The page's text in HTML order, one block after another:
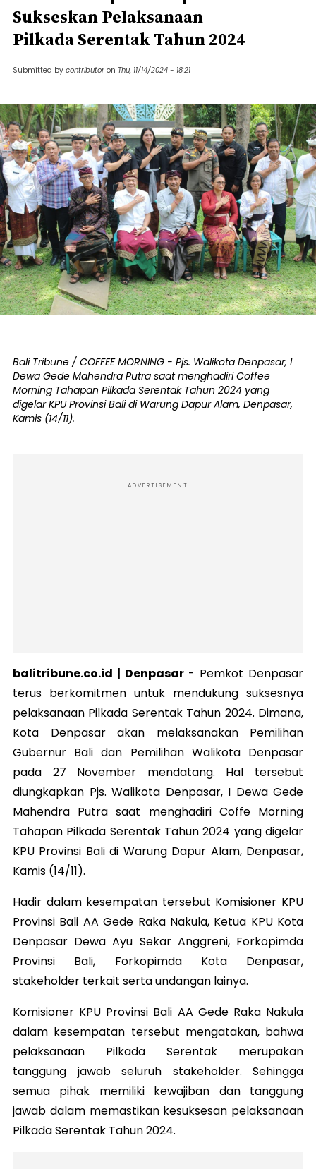
Sukseskan Pelaksanaan
Pilkada Serentak Tahun 2024
Submitted by contributor on Thu, 11/14/2024 - 18:21
Bali Tribune / COFFEE MORNING - Pjs. Walikota Denpasar, I
Dewa Gede Mahendra Putra saat menghadiri Coffee
Morning Tahapan Pilkada Serentak Tahun 2024 yang
digelar KPU Provinsi Bali di Warung Dapur Alam, Denpasar,
Kamis (14/11).
ADVERTISEMENT
balitribune.co.id | Denpasar- Pemkot Denpasar
terus berkomitmen untuk mendukung suksesnya
pelaksanaan Pilkada Serentak Tahun 2024. Dimana,
Kota Denpasar akan melaksanakan Pemilihan
Gubernur Bali dan Pemilihan Walikota Denpasar
pada 27 November mendatang. Hal tersebut
diungkapkan Pjs. Walikota Denpasar, I Dewa Gede
Mahendra Putra saat menghadiri Coffe Morning
Tahapan Pilkada Serentak Tahun 2024 yang digelar
KPU Provinsi Bali di Warung Dapur Alam, Denpasar,
Kamis (14/11).
Hadir dalam kesempatan tersebut Komisioner KPU
Provinsi Bali AA Gede Raka Nakula, Ketua KPU Kota
Denpasar Dewa Ayu Sekar Anggreni, Forkopimda
Provinsi Bali, Forkopimda Kota Denpasar,
stakeholder terkait serta undangan lainya.
Komisioner KPU Provinsi Bali AA Gede Raka Nakula
dalam kesempatan tersebut mengatakan, bahwa
pelaksanaan Pilkada Serentak merupakan
tanggung jawab seluruh stakeholder. Sehingga
semua pihak memiliki kewajiban dan tanggung
jawab dalam memastikan kesuksesan pelaksanaan
Pilkada Serentak Tahun 2024.